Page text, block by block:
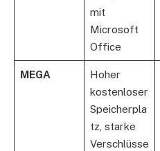
mit
Microsoft
Office
MEGA
Hoher
kostenloser
Speicherpla
tz, starke
Verschlüsse